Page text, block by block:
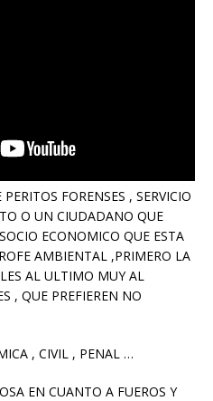
FORENSES , SERVICIO
O UN CIUDADANO QUE
ECONOMICO QUE ESTA
AMBIENTAL ,PRIMERO LA
AL ULTIMO MUY AL
, QUE PREFIEREN NO
, CIVIL , PENAL …
EN CUANTO A FUEROS Y